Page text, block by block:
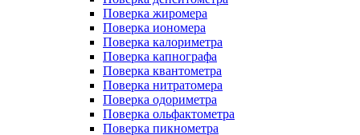
Поверка жиромера
Поверка иономера
Поверка калориметра
Поверка капнографа
Поверка квантометра
Поверка нитратомера
Поверка одориметра
Поверка ольфактометра
Поверка пикнометра